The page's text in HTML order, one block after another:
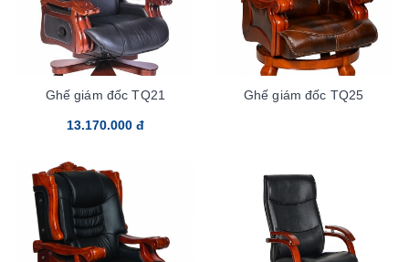
Ghế giám đốc TQ21
13.170.000 đ
Ghế giám đốc TQ25